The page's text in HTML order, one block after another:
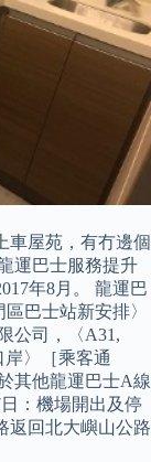
車屋苑，有冇邊個
運巴士服務提升
年8月。 龍運巴
巴士站新安排〉
公司，〈A31,
岸〉［乘客通
其他龍運巴士A線
日：機場開出及停
返回北大嶼山公路